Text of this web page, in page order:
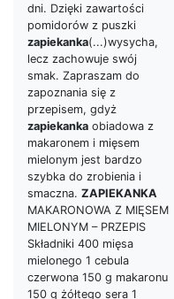
dni. Dzięki zawartości
pomidorów z puszki
zapiekanka(...)wysycha,
lecz zachowuje swój
smak. Zapraszam do
zapoznania się z
przepisem, gdyż
zapiekanka obiadowa z
makaronem i mięsem
mielonym jest bardzo
szybka do zrobienia i
smaczna. ZAPIEKANKA
MAKARONOWA Z MIĘSEM
MIELONYM – PRZEPIS
Składniki 400 mięsa
mielonego 1 cebula
czerwona 150 g makaronu
150 g żółtego sera 1